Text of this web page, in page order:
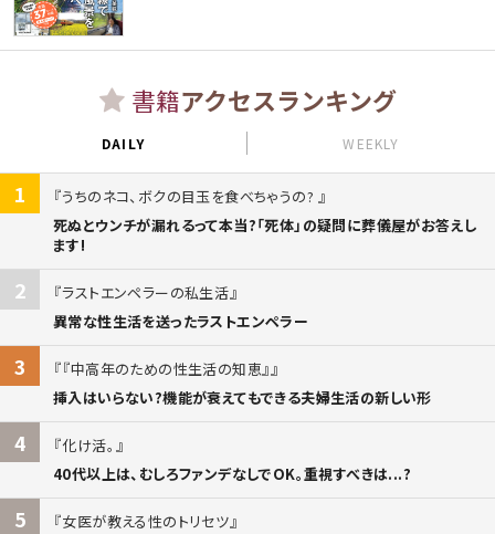
書籍アクセスランキング
DAILY WEEKLY
1
うちのネコ、ボクの目玉を食べちゃうの?
死ぬとウンチが漏れるって本当?「死体」の疑問に葬儀屋がお答えし
ます!
2
ラストエンペラーの私生活
異常な性生活を送ったラストエンペラー
3
『中高年のための性生活の知恵』
挿入はいらない?機能が衰えてもできる夫婦生活の新しい形
4
化け活。
40代以上は、むしろファンデなしでOK。重視すべきは...?
5
女医が教える性のトリセツ